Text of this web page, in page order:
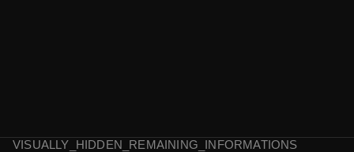
VISUALLY_HIDDEN_REMAINING_INFORMATIONS